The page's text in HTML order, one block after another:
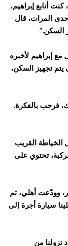
أتابع إبراهيم،
المرات، قال
السكن.”
إبراهيم لأخبره
تجهيز السكن،
فرحب بالفكرة.
الخياطة القريب
تحتوي على
وودّعت أهلي، ثم
سيارة أجرة إلى
نزولنا من